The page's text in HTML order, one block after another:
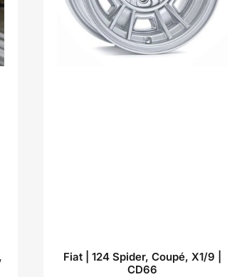
Fiat | 124 Spider, Coupé, X1/9 |
CD66